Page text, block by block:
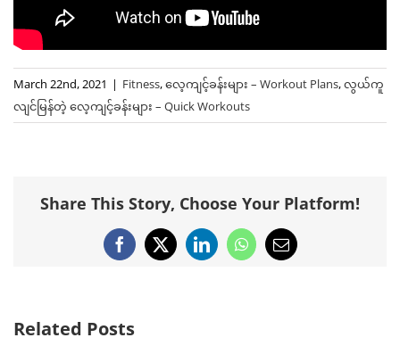
March 22nd, 2021 | Fitness,လေ့ကျင့်ခန်းများ – Workout Plans,လွယ်ကူ
လျင်မြန်တဲ့ ‌လေ့ကျင့်ခန်းများ – Quick Workouts
Share This Story, Choose Your Platform!
Facebook
X LinkedInWhatsApp
Email
Related Posts